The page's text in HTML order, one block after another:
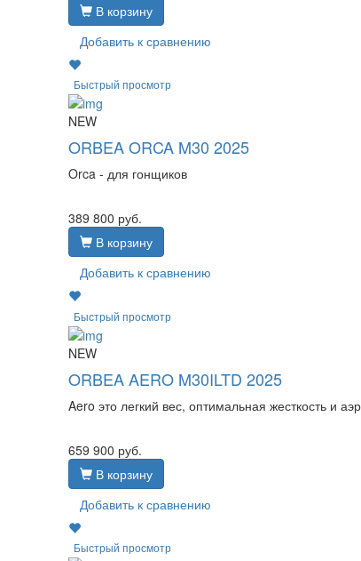
В корзину
Добавить к сравнению
Быстрый просмотр
NEW
ORBEA ORCA M30 2025
Orca - для гонщиков
389 800 руб.
В корзину
Добавить к сравнению
Быстрый просмотр
NEW
ORBEA AERO M30ILTD 2025
Aero это легкий вес, оптимальная жесткость и
659 900 руб.
В корзину
Добавить к сравнению
Быстрый просмотр